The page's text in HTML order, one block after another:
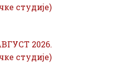
студије)
2026.
студије)